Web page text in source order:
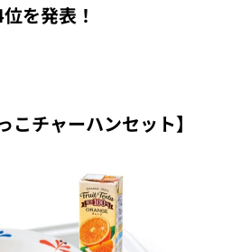
を発表！
チャーハンセット】